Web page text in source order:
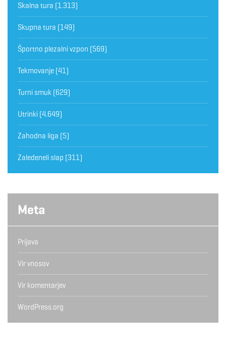
Skalna tura (1.313)
Skupna tura (149)
Športno plezalni vzpon (569)
Tekmovanje (41)
Turni smuk (629)
Utrinki (4.649)
Zahodna liga (5)
Zaledeneli slap (311)
Meta
Prijava
Vir vnosov
Vir komentarjev
WordPress.org